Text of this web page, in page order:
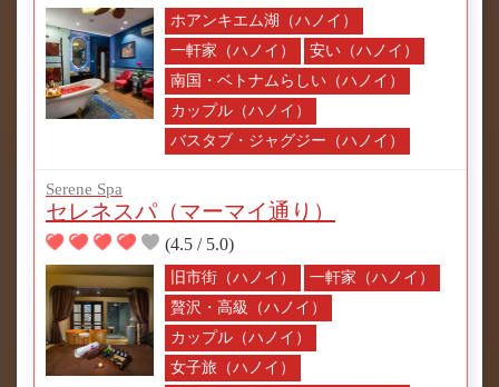
ホアンキエム湖（ハノイ）
一軒家（ハノイ）
安い（ハノイ）
南国・ベトナムらしい（ハノイ）
カップル（ハノイ）
バスタブ・ジャグジー（ハノイ）
Serene Spa
セレネスパ（マーマイ通り）
(4.5 / 5.0)
旧市街（ハノイ）
一軒家（ハノイ）
贅沢・高級（ハノイ）
カップル（ハノイ）
女子旅（ハノイ）